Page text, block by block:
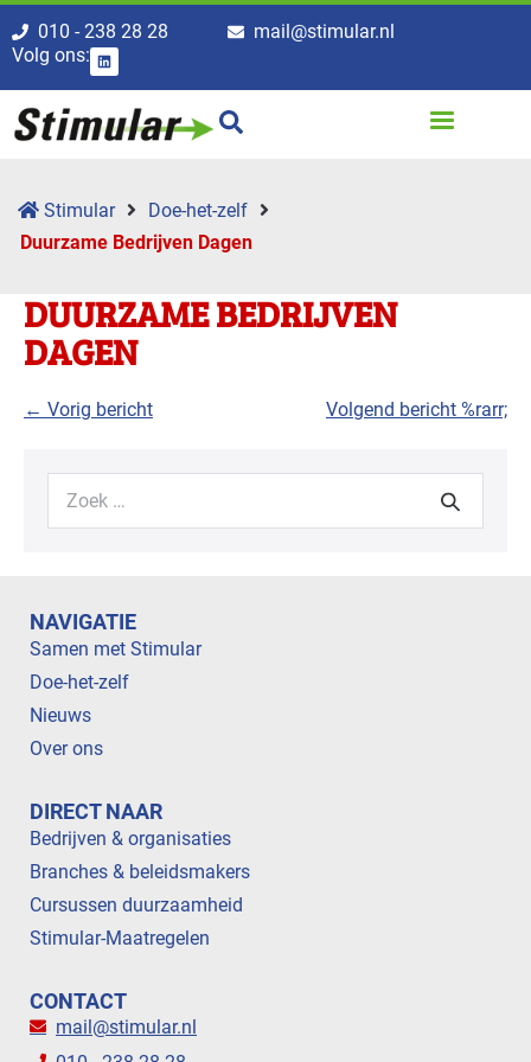
010 - 238 28 28
mail@stimular.nl
Volg ons:
Stimular
Doe-het-zelf
Duurzame Bedrijven Dagen
DUURZAME BEDRIJVEN
DAGEN
← Vorig bericht Volgend bericht %rarr;
NAVIGATIE
Samen met Stimular
Doe-het-zelf
Nieuws
Over ons
DIRECT NAAR
Bedrijven & organisaties
Branches & beleidsmakers
Cursussen duurzaamheid
Stimular-Maatregelen
CONTACT
mail@stimular.nl